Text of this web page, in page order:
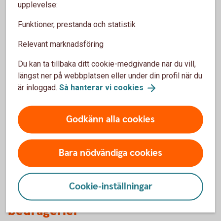
Ta hjälp av din omgivning, eller kontakta
Brottsofferjouren.se
Lär dig mer om hur du kan
skyddadigmotbedragarna.
3 vanliga varningstecken på
bedrägerier
upplevelse:
Funktioner, prestanda och statistik
Relevant marknadsföring
Du kan ta tillbaka ditt cookie-medgivande när du vill,
längst ner på webbplatsen eller under din profil när du
är inloggad. Så hanterar vi cookies
Godkänn alla cookies
Bara nödvändiga cookies
Cookie-inställningar